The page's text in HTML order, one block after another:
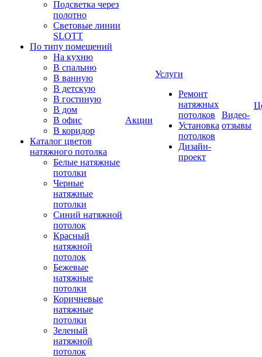
Подсветка через
полотно
Световые линии
SLOTT
По типу помещений
На кухню
В спальню
В ванную
В детскую
В гостиную
В дом
В офис
В коридор
Каталог цветов
натяжного потолка
Белые натяжные
потолки
Черные
натяжные
потолки
Синий натяжной
потолок
Красный
натяжной
потолок
Бежевые
натяжные
потолки
Коричневые
натяжные
потолки
Зеленый
натяжной
потолок
Акции
Услуги
Ремонт
натяжных
потолков
Установка
потолков
Дизайн-
проект
Видео-
отзывы